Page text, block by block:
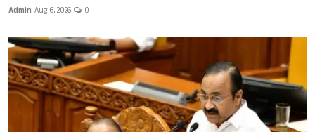
Admin Aug 6, 2026 0